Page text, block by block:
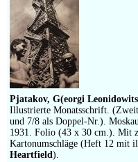
Pjatakov, G(eorgi
Illustrierte Monatsschrift.
und 7/8 als Doppel-Nr.).
1931. Folio (43 x 30 cm.). Mit
Kartonumschläge (Heft 12 mit
Heartfield).